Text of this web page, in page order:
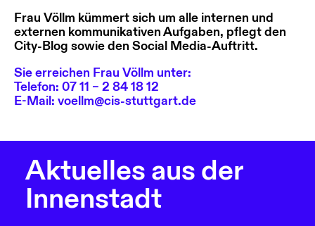
Frau Völlm kümmert sich um alle internen und
externen kommunikativen Aufgaben, pflegt den
City-Blog sowie den Social Media-Auftritt.
Sie erreichen Frau Völlm unter:
Telefon: 07 11 – 2 84 18 12
E-Mail: voellm@cis-stuttgart.de
Aktuelles aus der
Innenstadt